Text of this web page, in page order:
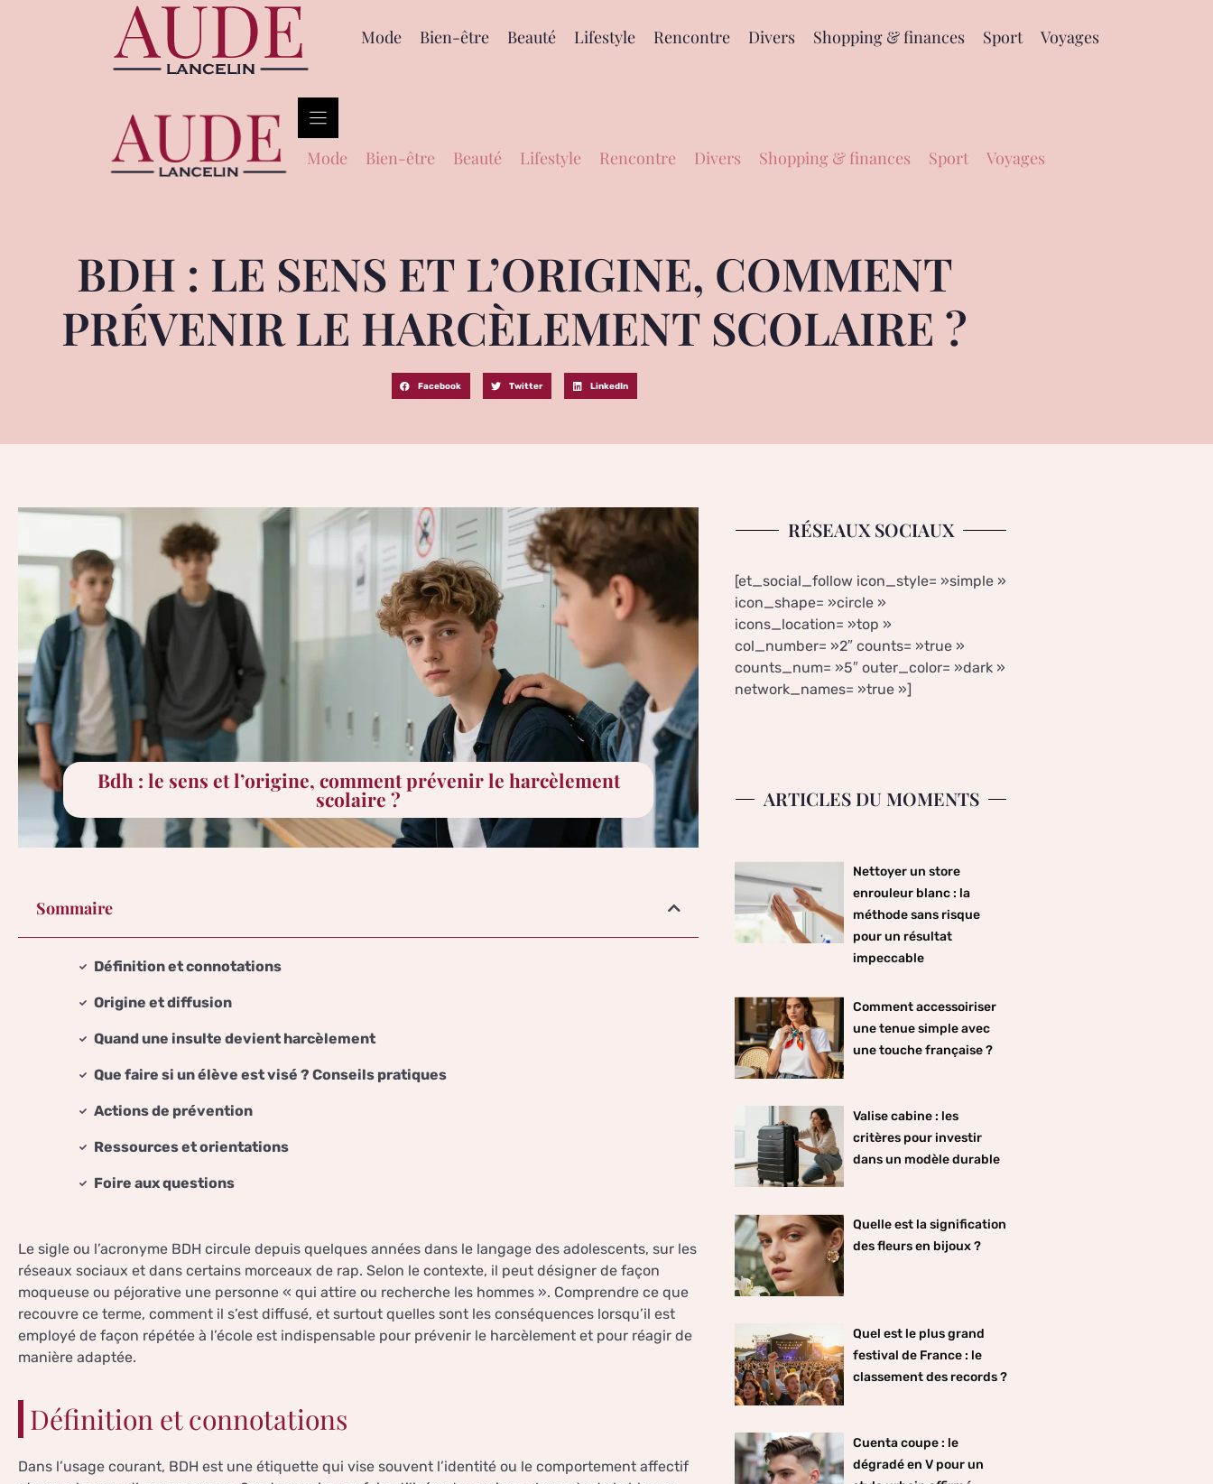
Mode Bien-être Beauté Lifestyle Rencontre Divers Shopping & finances Sport Voyages
Mode Bien-être Beauté Lifestyle Rencontre Divers Shopping & finances Sport Voyages
BDH : LE SENS ET L’ORIGINE, COMMENT
PRÉVENIR LE HARCÈLEMENT SCOLAIRE ?
Facebook Twitter LinkedIn
Bdh : le sens et l’origine, comment prévenir le harcèlement
scolaire ?
Sommaire
Définition et connotations
Origine et diffusion
Quand une insulte devient harcèlement
Que faire si un élève est visé ? Conseils pratiques
Actions de prévention
Ressources et orientations
Foire aux questions
Le sigle ou l’acronyme BDH circule depuis quelques années dans le langage des adolescents, sur les
réseaux sociaux et dans certains morceaux de rap. Selon le contexte, il peut désigner de façon
moqueuse ou péjorative une personne « qui attire ou recherche les hommes ». Comprendre ce que
recouvre ce terme, comment il s’est diffusé, et surtout quelles sont les conséquences lorsqu’il est
employé de façon répétée à l’école est indispensable pour prévenir le harcèlement et pour réagir de
manière adaptée.
Définition et connotations
Dans l’usage courant, BDH est une étiquette qui vise souvent l’identité ou le comportement affectif
RÉSEAUX SOCIAUX
[et_social_follow icon_style= »simple »
icon_shape= »circle »
icons_location= »top »
col_number= »2″ counts= »true »
counts_num= »5″ outer_color= »dark »
network_names= »true »]
ARTICLES DU MOMENTS
Nettoyer un store
enrouleur blanc : la
méthode sans risque
pour un résultat
impeccable
Comment accessoiriser
une tenue simple avec
une touche française ?
Valise cabine : les
critères pour investir
dans un modèle durable
Quelle est la signification
des fleurs en bijoux ?
Quel est le plus grand
festival de France : le
classement des records ?
Cuenta coupe : le
dégradé en V pour un